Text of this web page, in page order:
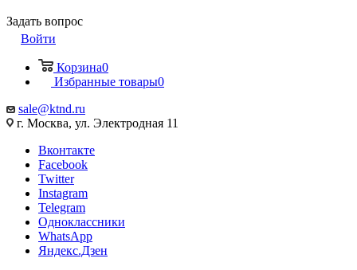
Задать вопрос
Войти
Корзина0
Избранные товары0
sale@ktnd.ru
г. Москва, ул. Электродная 11
Вконтакте
Facebook
Twitter
Instagram
Telegram
Одноклассники
WhatsApp
Яндекс.Дзен